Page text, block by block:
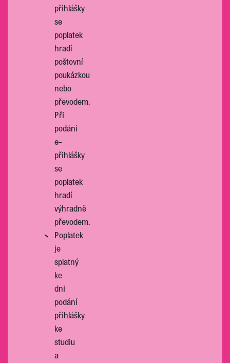
přihlášky
se
poplatek
hradí
poštovní
poukázkou
nebo
převodem.
Při
podání
e-
přihlášky
se
poplatek
hradí
výhradně
převodem.
Poplatek
je
splatný
ke
dni
podání
přihlášky
ke
studiu
a